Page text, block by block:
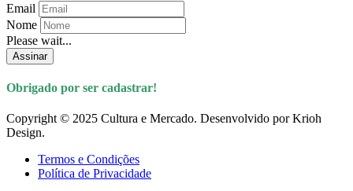
Email
Nome
Please wait...
Assinar
Obrigado por ser cadastrar!
Copyright © 2025 Cultura e Mercado. Desenvolvido por Krioh
Design.
Termos e Condições
Política de Privacidade